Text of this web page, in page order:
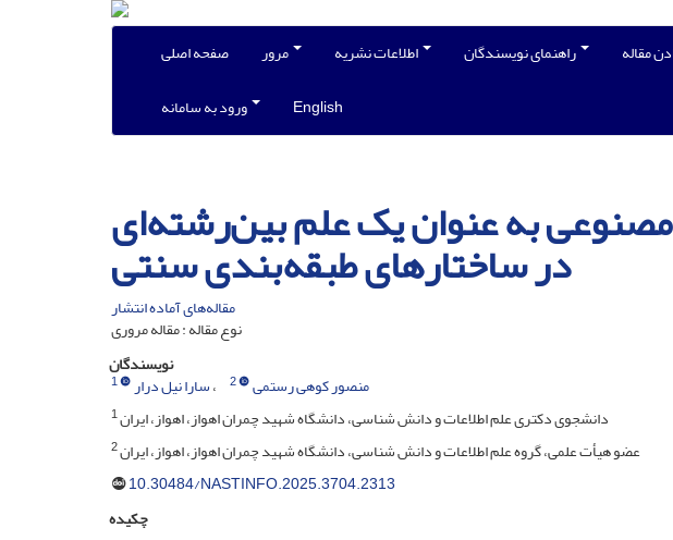
صفحه اصلی مقاله
English
به عنوان یک علم بین‌رشته‌ای
در ساختارهای طبقه‌بندی سنتی
مقاله‌های آماده انتشار
نوع مقاله : مقاله مروری
نویسندگان
سارا نیل درار 1 منصور کوهی رستمی
2
1دانشجوی دکتری علم اطلاعات و دانش شناسی، دانشگاه شهید چمران اهواز، اهواز، ایران
2عضو هیأت علمی، گروه علم اطلاعات و دانش شناسی، دانشگاه شهید چمران اهواز، اهواز، ایران
10.30484/NASTINFO.2025.3704.2313
چکیده